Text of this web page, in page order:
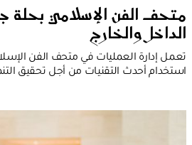
متحف الفن الإسلامي بحلة
الداخل والخارج
تعمل إدارة العمليات في متحف الفن
استخدام أحدث التقنيات من أجل تحقيق